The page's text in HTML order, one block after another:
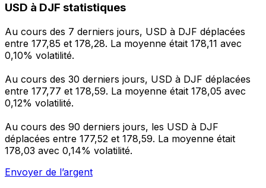
USD à DJF statistiques
Au cours des 7 derniers jours, USD à DJF déplacées
entre 177,85 et 178,28. La moyenne était 178,11 avec
0,10% volatilité.
Au cours des 30 derniers jours, USD à DJF déplacées
entre 177,77 et 178,59. La moyenne était 178,05 avec
0,12% volatilité.
Au cours des 90 derniers jours, les USD à DJF
déplacées entre 177,52 et 178,59. La moyenne était
178,03 avec 0,14% volatilité.
Envoyer de l’argent